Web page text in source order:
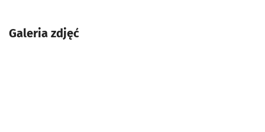
Galeria zdjęć